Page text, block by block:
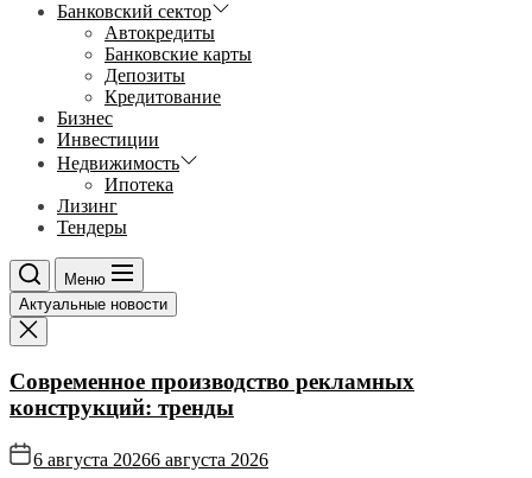
Банковский сектор
Автокредиты
Банковские карты
Депозиты
Кредитование
Бизнес
Инвестиции
Недвижимость
Ипотека
Лизинг
Тендеры
Меню
Актуальные новости
Современное производство рекламных
конструкций: тренды
6 августа 20266 августа 2026